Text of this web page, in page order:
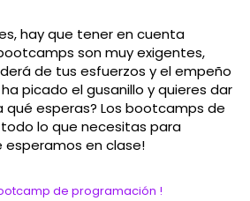
hay que tener en cuenta
son muy exigentes,
de tus esfuerzos y el empeño
picado el gusanillo y quieres dar
qué esperas? Los bootcamps de
lo que necesitas para
esperamos en clase!
de programación !